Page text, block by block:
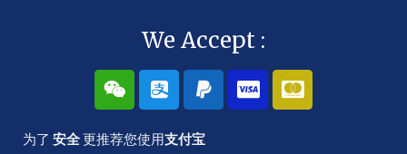
We Accept :
W
e
i
x
A
l
i
p
P
a
y
p
C
c
-
C
c
-
为了 安全更推荐您使用支付宝